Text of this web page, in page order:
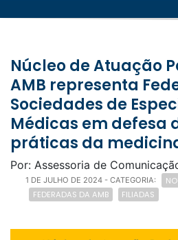
Núcleo de Atuação Parlamentar da
AMB representa
Sociedades de
Médicas em defesa
práticas da
Por: Assessoria de
1 DE JULHO DE 2024 - CATEGORIA:
FEDERADAS DA AMB
FILIADAS